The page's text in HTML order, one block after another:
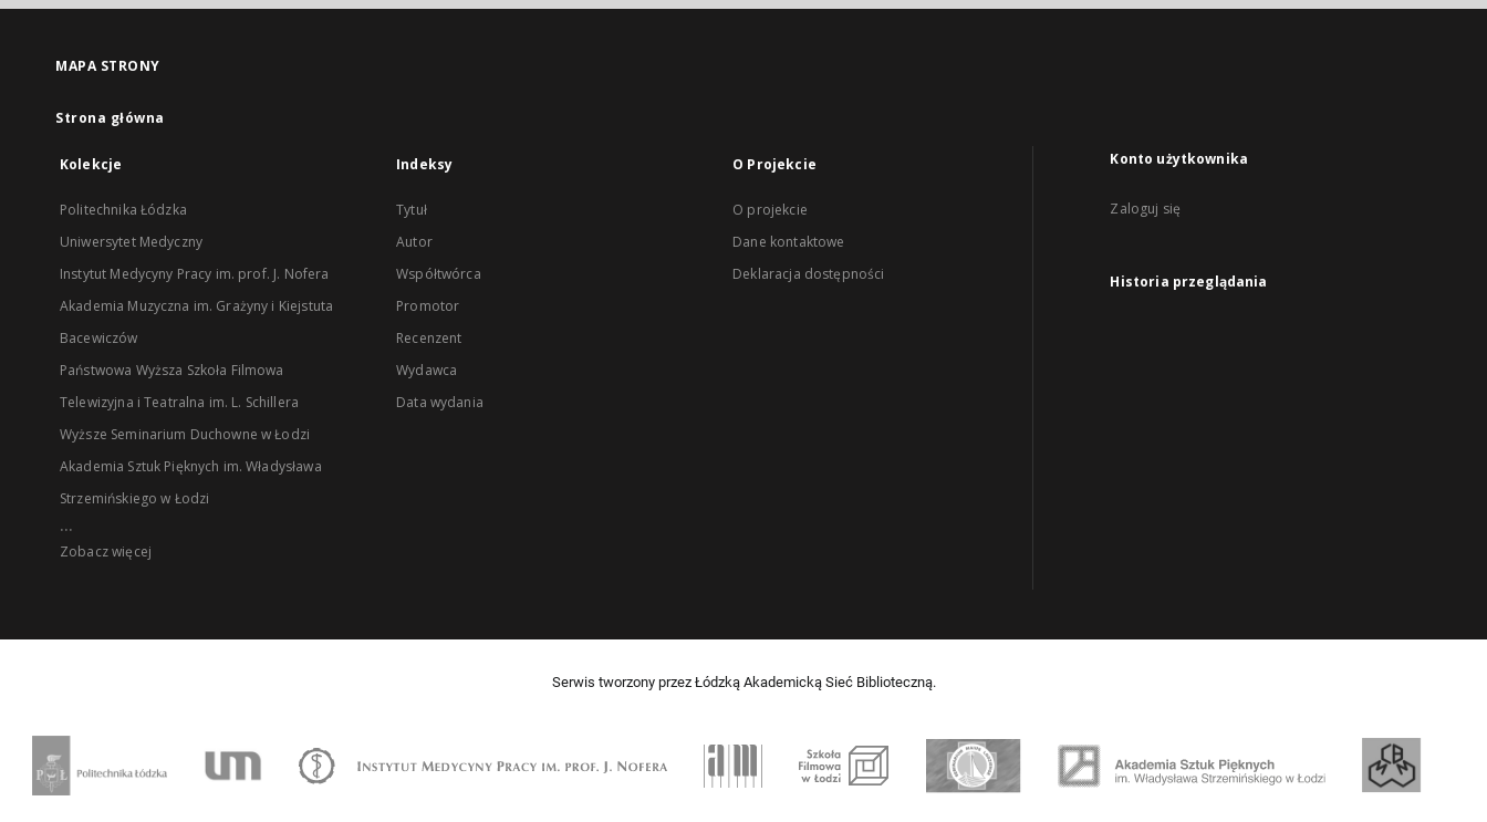
MAPA STRONY
Strona główna
Kolekcje
Politechnika Łódzka
Uniwersytet Medyczny
Instytut Medycyny Pracy im. prof. J. Nofera
Akademia Muzyczna im. Grażyny i Kiejstuta
Bacewiczów
Państwowa Wyższa Szkoła Filmowa
Telewizyjna i Teatralna im. L. Schillera
Wyższe Seminarium Duchowne w Łodzi
Akademia Sztuk Pięknych im. Władysława
Strzemińskiego w Łodzi
...
Zobacz więcej
Indeksy
Tytuł
Autor
Współtwórca
Promotor
Recenzent
Wydawca
Data wydania
O Projekcie
O projekcie
Dane kontaktowe
Deklaracja dostępności
Konto użytkownika
Zaloguj się
Historia przeglądania
Serwis tworzony przez Łódzką Akademicką Sieć Biblioteczną.